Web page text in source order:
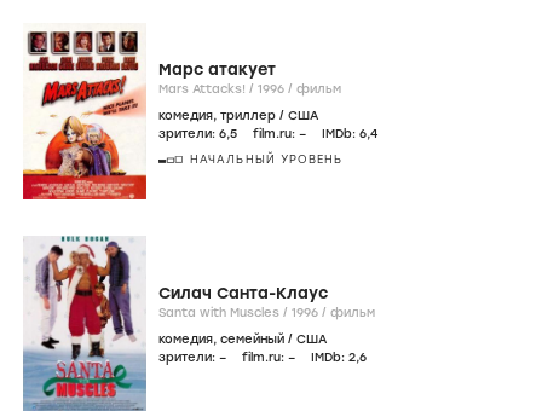
Марс атакует
Mars Attacks! / 1996 / фильм
комедия, триллер / США
зрители: 6,5 film.ru: – IMDb: 6,4
НАЧАЛЬНЫЙ УРОВЕНЬ
Силач Санта-Клаус
Santa with Muscles / 1996 / фильм
комедия, семейный / США
зрители: – film.ru: – IMDb: 2,6